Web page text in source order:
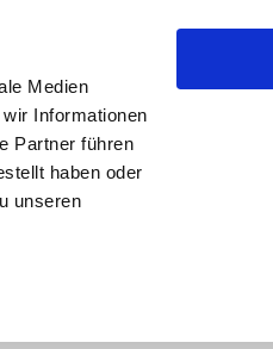
Medien
Informationen
Partner führen
haben oder
unseren